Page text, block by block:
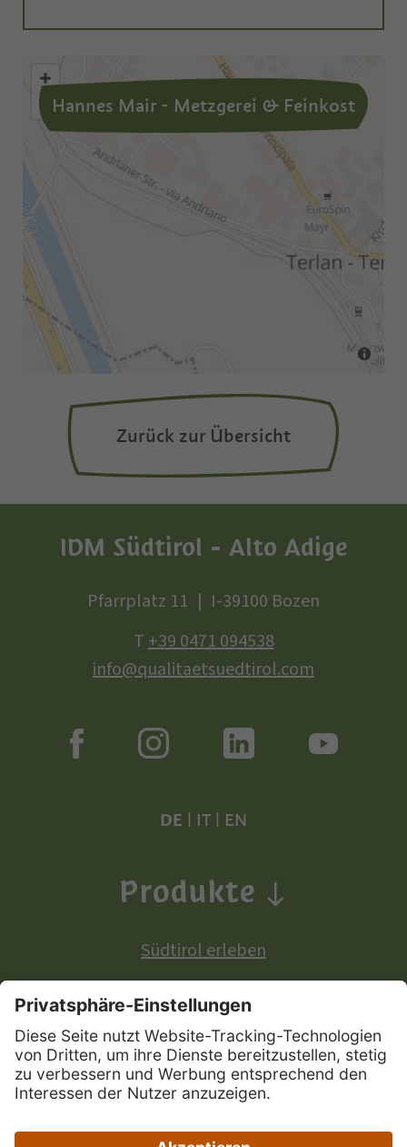
Hannes Mair - Metzgerei & Feinkost
Zurück zur Übersicht
IDM Südtirol - Alto Adige
Pfarrplatz 11
I-39100 Bozen
T+39 0471 094538
info@qualitaetsuedtirol.com
DE IT| EN
Produkte
Südtirol erleben
Produkte mit europäischer Ursprungsbezeichnung: